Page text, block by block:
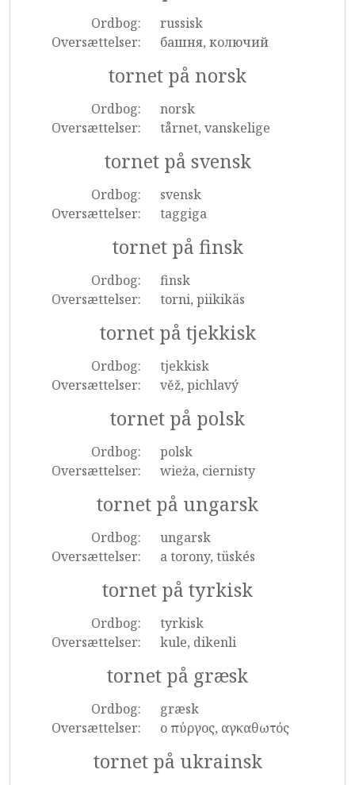
Ordbog:
russisk
Oversættelser:
башня, колючий
tornet på norsk
Ordbog:
norsk
Oversættelser:
tårnet, vanskelige
tornet på svensk
Ordbog:
svensk
Oversættelser:
taggiga
tornet på finsk
Ordbog:
finsk
Oversættelser:
torni, piikikäs
tornet på tjekkisk
Ordbog:
tjekkisk
Oversættelser:
věž, pichlavý
tornet på polsk
Ordbog:
polsk
Oversættelser:
wieża, ciernisty
tornet på ungarsk
Ordbog:
ungarsk
Oversættelser:
a torony, tüskés
tornet på tyrkisk
Ordbog:
tyrkisk
Oversættelser:
kule, dikenli
tornet på græsk
Ordbog:
græsk
Oversættelser:
ο πύργος, αγκαθωτός
tornet på ukrainsk